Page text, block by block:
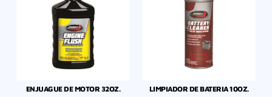
ENJUAGUE DE MOTOR 32OZ. LIMPIADOR DE BATERIA 10OZ.